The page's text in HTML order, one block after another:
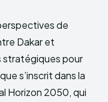
de
Dakar et
stratégiques pour
s’inscrit dans la
Horizon 2050, qui